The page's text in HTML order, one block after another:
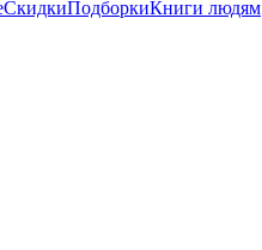
СкидкиПодборкиКниги людям